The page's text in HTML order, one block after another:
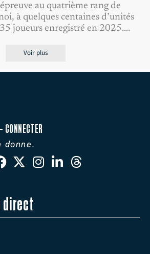
au quatrième rang de
à quelques centaines d’unités
joueurs enregistré en 2025….
Voir plus
donne.